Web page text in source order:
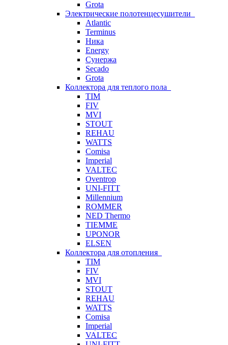
Grota
Электрические полотенцесушители
Atlantic
Terminus
Ника
Energy
Сунержа
Secado
Grota
Коллектора для теплого пола
TIM
FIV
MVI
STOUT
REHAU
WATTS
Comisa
Imperial
VALTEC
Oventrop
UNI-FITT
Millennium
ROMMER
NED Thermo
TIEMME
UPONOR
ELSEN
Коллектора для отопления
TIM
FIV
MVI
STOUT
REHAU
WATTS
Comisa
Imperial
VALTEC